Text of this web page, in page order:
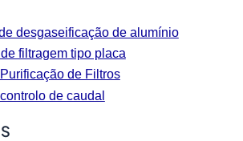
desgaseificação de alumínio
filtragem tipo placa
de Filtros
de caudal